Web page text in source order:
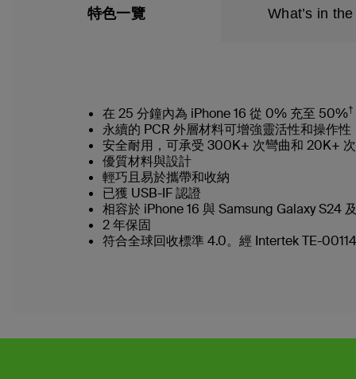
特色一覽 What’s in
在 25 分鐘內為 iPhone 16 從 0% 充至 50%†
永續的 PCR 外層材料可增強靈活性和操作性
安全耐用，可承受 300K+ 次彎曲和 20K+
優質材料與設計
輕巧且易於攜帶和收納
已獲 USB-IF 認證
相容於 iPhone 16 與 Samsung Galaxy S24
2 年保固
符合全球回收標準 4.0。經 Intertek TE-